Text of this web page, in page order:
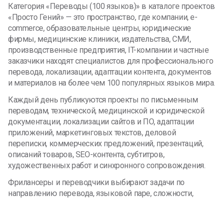
Категория «Переводы (100 языков)» в каталоге проектов
«Просто Гений» — это пространство, где компании, e-
commerce, образовательные центры, юридические
фирмы, медицинские клиники, издательства, СМИ,
производственные предприятия, IT-компании и частные
заказчики находят специалистов для профессионального
перевода, локализации, адаптации контента, документов
и материалов на более чем 100 популярных языков мира.
Каждый день публикуются проекты по письменным
переводам, технической, медицинской и юридической
документации, локализации сайтов и ПО, адаптации
приложений, маркетинговых текстов, деловой
переписки, коммерческих предложений, презентаций,
описаний товаров, SEO-контента, субтитров,
художественных работ и синхронного сопровождения.
Фрилансеры и переводчики выбирают задачи по
направлению перевода, языковой паре, сложности,